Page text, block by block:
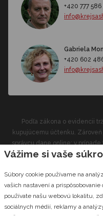
+420 777
Gabriela
+420 602
Podľa zákona o evidencii
kupujúcemu účtenku.
správcu dane online; v
© 2026 Krejsashop.cz
Vážime si vaše
Súbory cookie používame na
vašich nastavení a
používate našu webovú lokalitu,
sociálnych médií, reklamy a
môžu tieto informácie kombinovať